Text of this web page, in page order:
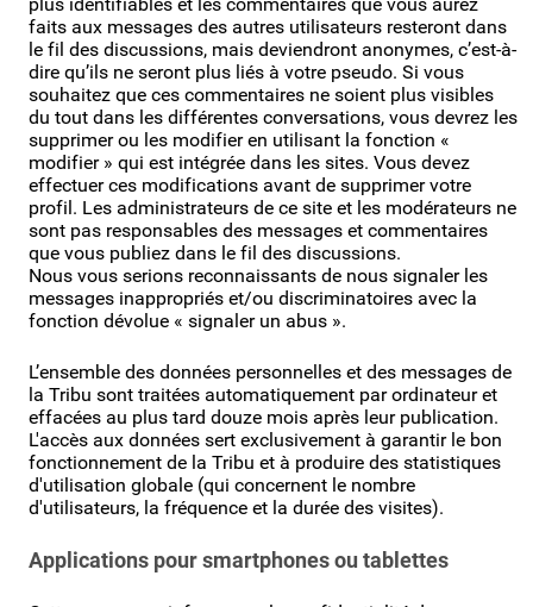
faits aux messages des autres utilisateurs resteront dans
le fil des discussions, mais deviendront anonymes, c’est-à-
dire qu’ils ne seront plus liés à votre pseudo. Si vous
souhaitez que ces commentaires ne soient plus visibles
du tout dans les différentes conversations, vous devrez les
supprimer ou les modifier en utilisant la fonction «
modifier » qui est intégrée dans les sites. Vous devez
effectuer ces modifications avant de supprimer votre
profil. Les administrateurs de ce site et les modérateurs ne
sont pas responsables des messages et commentaires
que vous publiez dans le fil des discussions.
Nous vous serions reconnaissants de nous signaler les
messages inappropriés et/ou discriminatoires avec la
fonction dévolue « signaler un abus ».
L’ensemble des données personnelles et des messages de
la Tribu sont traitées automatiquement par ordinateur et
effacées au plus tard douze mois après leur publication.
L'accès aux données sert exclusivement à garantir le bon
fonctionnement de la Tribu et à produire des statistiques
d'utilisation globale (qui concernent le nombre
d'utilisateurs, la fréquence et la durée des visites).
Applications pour smartphones ou tablettes